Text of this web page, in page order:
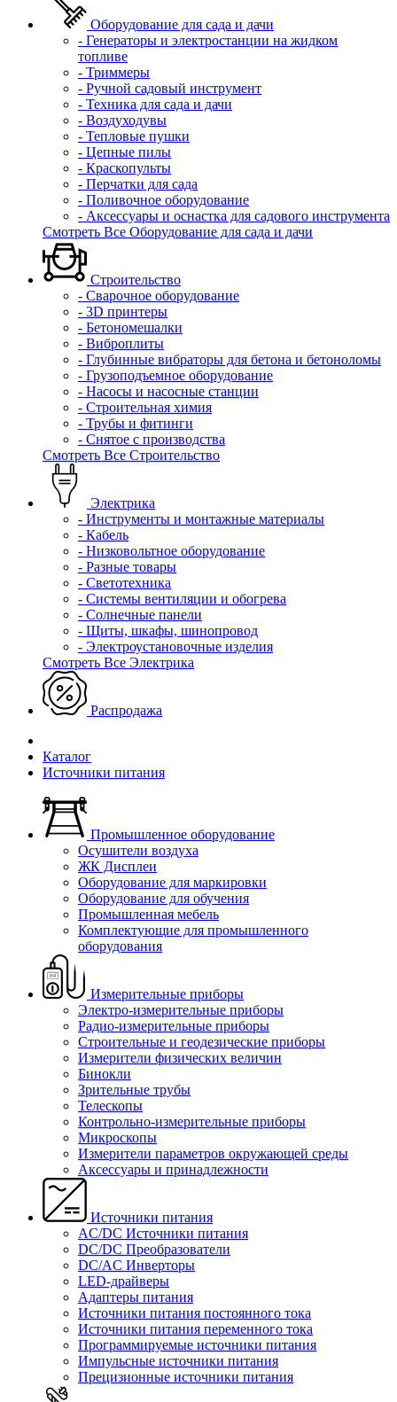
Оборудование для сада и дачи
- Генераторы и электростанции на жидком
топливе
- Триммеры
- Ручной садовый инструмент
- Техника для сада и дачи
- Воздуходувы
- Тепловые пушки
- Цепные пилы
- Краскопульты
- Перчатки для сада
- Поливочное оборудование
- Аксессуары и оснастка для садового инструмента
Смотреть Все Оборудование для сада и дачи
Строительство
- Сварочное оборудование
- 3D принтеры
- Бетономешалки
- Виброплиты
- Глубинные вибраторы для бетона и бетоноломы
- Грузоподъемное оборудование
- Насосы и насосные станции
- Строительная химия
- Трубы и фитинги
- Снятое с производства
Смотреть Все Строительство
Электрика
- Инструменты и монтажные материалы
- Кабель
- Низковольтное оборудование
- Разные товары
- Светотехника
- Системы вентиляции и обогрева
- Солнечные панели
- Щиты, шкафы, шинопровод
- Электроустановочные изделия
Смотреть Все Электрика
Распродажа
Каталог
Источники питания
Промышленное оборудование
Осушители воздуха
ЖК Дисплеи
Оборудование для маркировки
Оборудование для обучения
Промышленная мебель
Комплектующие для промышленного
оборудования
Измерительные приборы
Электро-измерительные приборы
Радио-измерительные приборы
Строительные и геодезические приборы
Измерители физических величин
Бинокли
Зрительные трубы
Телескопы
Контрольно-измерительные приборы
Микроскопы
Измерители параметров окружающей среды
Аксессуары и принадлежности
Источники питания
AC/DC Источники питания
DC/DC Преобразователи
DC/AC Инверторы
LED-драйверы
Адаптеры питания
Источники питания постоянного тока
Источники питания переменного тока
Программируемые источники питания
Импульсные источники питания
Прецизионные источники питания